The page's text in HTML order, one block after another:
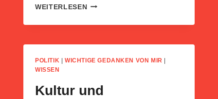
WEITERLESENKRANKE
=
UND
BEGRIFFE.
POLITIK | WICHTIGE GEDANKEN VON MIR |
WISSEN
Kultur und